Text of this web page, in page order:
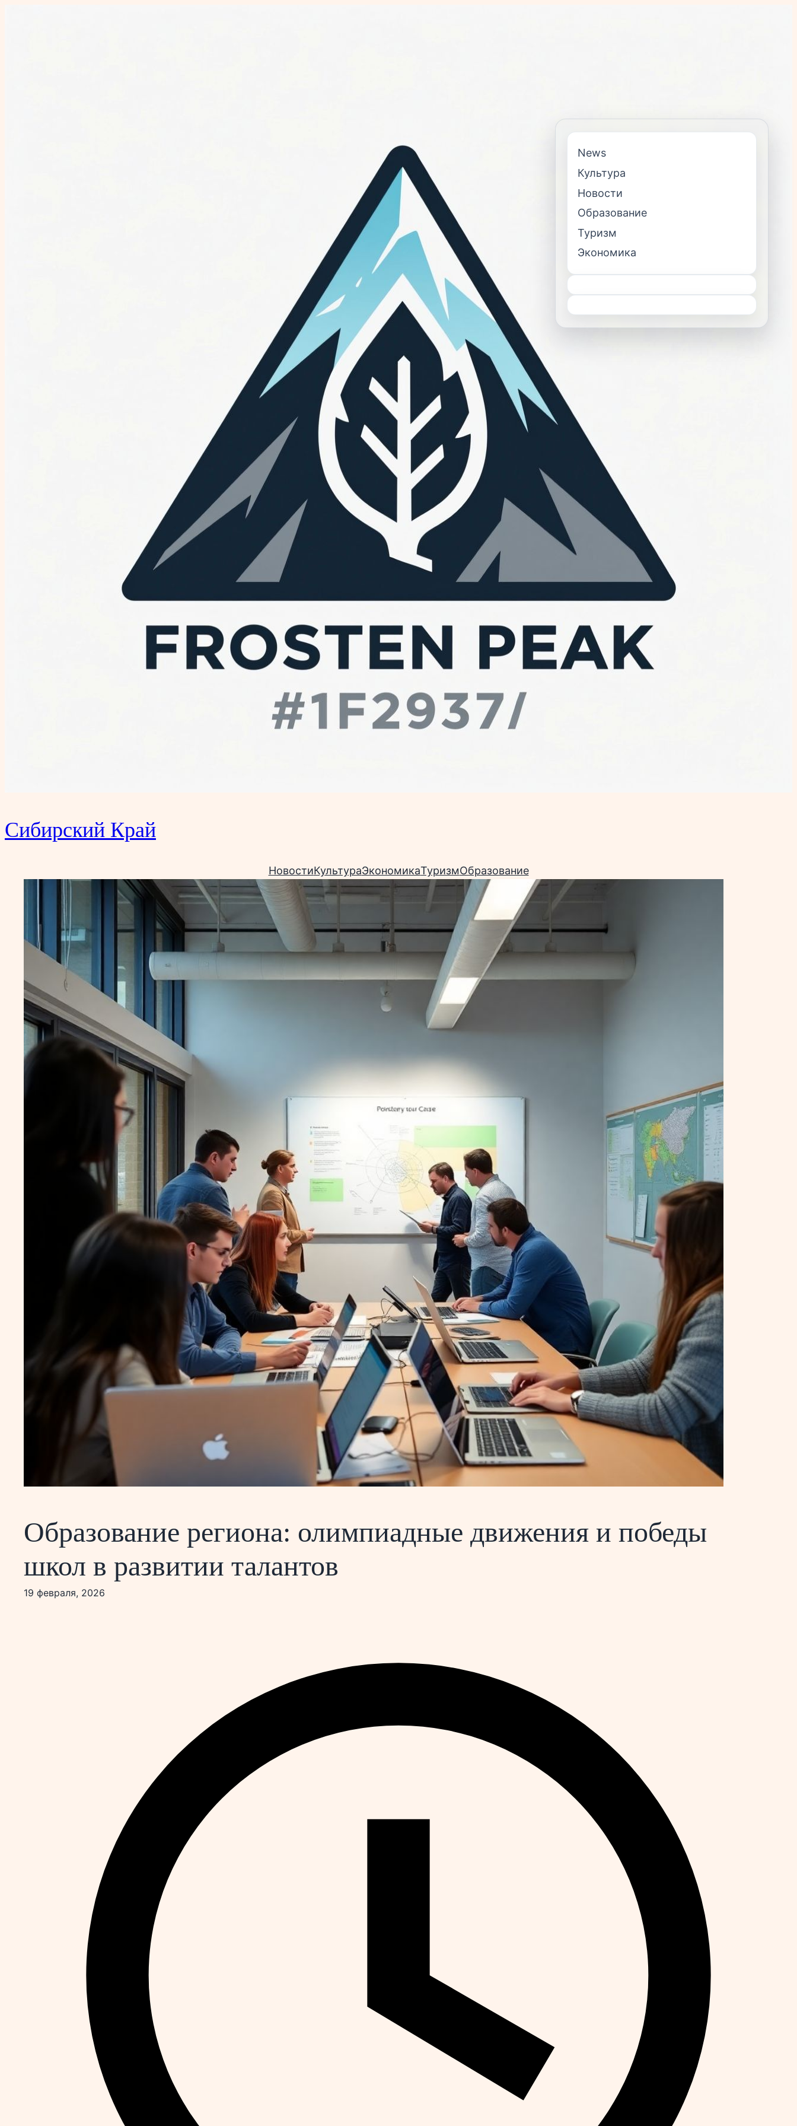
Сибирский Край
НовостиКультураЭкономикаТуризмОбразование
Образование региона: олимпиадные движения и победы
школ в развитии талантов
19 февраля, 2026
News
Культура
Новости
Образование
Туризм
Экономика